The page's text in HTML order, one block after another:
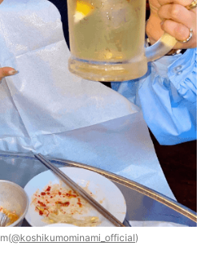
@koshikumominami_official)